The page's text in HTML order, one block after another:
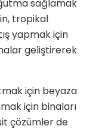
sağlamak
tropikal
yapmak için
geliştirerek
için beyaza
için binaları
çözümler de